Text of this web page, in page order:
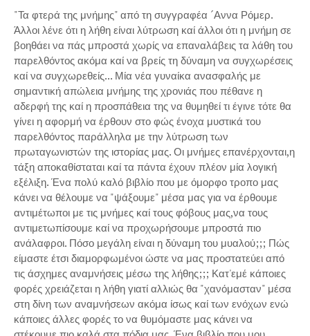
"Τα φτερά της μνήμης" από τη συγγραφέα ´Αννα Ρόμερ.
Άλλοι λένε ότι η λήθη είναι λύτρωση καί άλλοι ότι η μνήμη σε
βοηθάει να πάς μπροστά χωρίς να επαναλάβεις τα λάθη του
παρελθόντος ακόμα καί να βρείς τη δύναμη να συγχωρέσεις
καί να συγχωρεθείς... Μία νέα γυναίκα ανασφαλής με
σημαντική απώλεια μνήμης της χρονιάς που πέθανε η
αδερφή της καί η προσπάθεια της να θυμηθεί τι έγινε τότε θα
γίνει η αφορμή να έρθουν στο φώς ένοχα μυστικά του
παρελθόντος παράλληλα με την λύτρωση των
πρωταγωνιστών της ιστορίας μας. Οι μνήμες επανέρχονται,η
τάξη αποκαθίσταται καί τα πάντα έχουν πλέον μία λογική
εξέλιξη. Ένα πολύ καλό βιβλίο που με όμορφο τροπο μας
κάνει να θέλουμε να "ψάξουμε" μέσα μας για να έρθουμε
αντιμέτωποι με τις μνήμες καί τους φόβους μας,να τους
αντιμετωπίσουμε καί να προχωρήσουμε μπροστά πιο
ανάλαφροι. Πόσο μεγάλη είναι η δύναμη του μυαλού;;; Πώς
είμαστε έτσι διαμορφωμένοι ώστε να μας προστατεύει από
τις άσχημες αναμνήσεις μέσω της λήθης;;; Κατ'εμέ κάποιες
φορές χρειάζεται η λήθη γιατί αλλιώς θα "χανόμασταν" μέσα
στη δίνη των αναμνήσεων ακόμα ίσως καί των ενόχων ενώ
κάποιες άλλες φορές το να θυμόμαστε μας κάνει να